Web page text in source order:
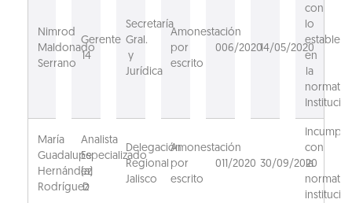
Nimrod
Maldonado
Serrano
Gerente
14
Secretaría
Gral.
y
Jurídica
Amonestación
por
escrito
006/202014/05/2020
con
lo
en
la
María
Guadalupe
Hernández
Rodríguez
Analista
Especializado
(a)
D
Delegación
Regional
Jalisco
Amonestación
por
escrito
011/2020 30/09/2020
con
la